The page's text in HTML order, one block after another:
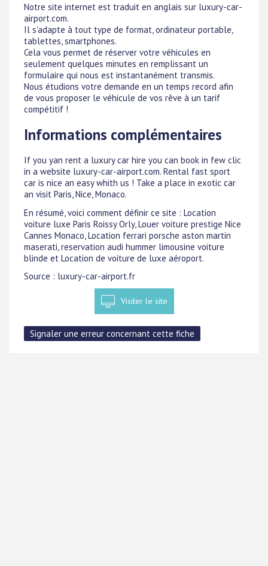
Notre site internet est traduit en anglais sur luxury-car-
airport.com.
Il s'adapte à tout type de format, ordinateur portable,
tablettes, smartphones.
Cela vous permet de réserver votre véhicules en
seulement quelques minutes en remplissant un
formulaire qui nous est instantanément transmis.
Nous étudions votre demande en un temps record afin
de vous proposer le véhicule de vos rêve à un tarif
compétitif !
Informations complémentaires
If you yan rent a luxury car hire you can book in few clic
in a website luxury-car-airport.com. Rental fast sport
car is nice an easy whith us ! Take a place in exotic car
an visit Paris, Nice, Monaco.
En résumé, voici comment définir ce site : Location
voiture luxe Paris Roissy Orly, Louer voiture prestige Nice
Cannes Monaco, Location ferrari porsche aston martin
maserati, reservation audi hummer limousine voiture
blinde et Location de voiture de luxe aéroport.
Source : luxury-car-airport.fr
Visiter le site